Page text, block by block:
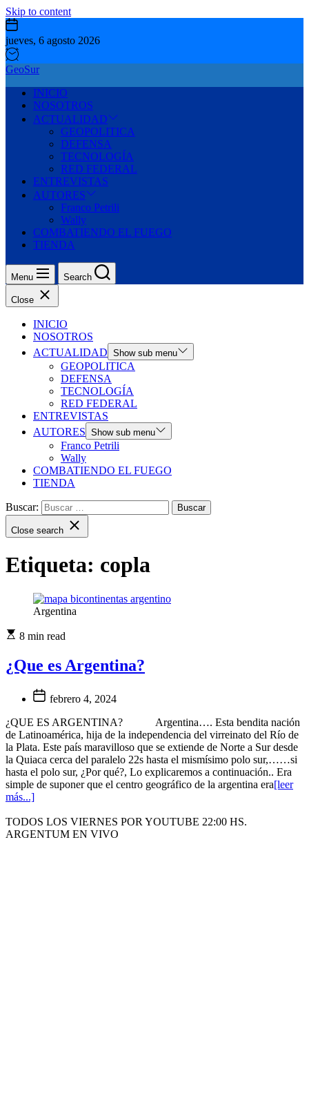
Skip to content
jueves, 6 agosto 2026
GeoSur
INICIO
NOSOTROS
ACTUALIDAD
GEOPOLITICA
DEFENSA
TECNOLOGÍA
RED FEDERAL
ENTREVISTAS
AUTORES
Franco Petrili
Wally
COMBATIENDO EL FUEGO
TIENDA
Menu Search
Close
INICIO
NOSOTROS
ACTUALIDAD Show sub menu
GEOPOLITICA
DEFENSA
TECNOLOGÍA
RED FEDERAL
ENTREVISTAS
AUTORES Show sub menu
Franco Petrili
Wally
COMBATIENDO EL FUEGO
TIENDA
Buscar:
Close search
Etiqueta: copla
Argentina
8 min read
¿Que es Argentina?
febrero 4, 2024
¿QUE ES ARGENTINA? Argentina…. Esta bendita nación
de Latinoamérica, hija de la independencia del virreinato del Río de
la Plata. Este país maravilloso que se extiende de Norte a Sur desde
la Quiaca cerca del paralelo 22s hasta el mismísimo polo sur,……si
hasta el polo sur, ¿Por qué?, Lo explicaremos a continuación.. Era
simple de suponer que el centro geográfico de la argentina era[leer
más...]
TODOS LOS VIERNES POR YOUTUBE 22:00 HS.
ARGENTUM EN VIVO